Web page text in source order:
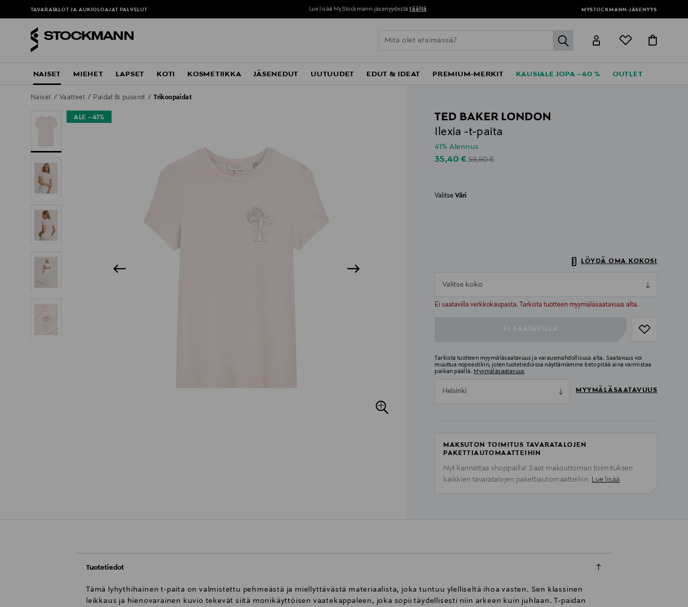
TAVARATALOT JA AUKIOLOAJAT PALVELUT Lue lisää MyStockmann-jäsenyydestä täältä MYSTOCKMANN-JÄSENYYS
label.header.go
NAISET MIEHET LAPSET KOTI KOSMETIIKKA JÄSENEDUT UUTUUDET EDUT & IDEAT PREMIUM-MERKIT KAUSIALE JOPA –40 % OUTLET
Naiset Vaatteet Paidat & puserot Trikoopaidat
ALE –41%
TED BAKER LONDON
Ilexia -t-paita
41% Alennus
Discounted Price
35,40 € Original Price
59,90 €
ValitseVäri
LÖYDÄ OMA KOKOSI
Valitse koko
Ei saatavilla verkkokaupasta. Tarkista tuotteen myymäläsaatavuus alta.
null
Tarkista tuotteen myymäläsaatavuus ja varausmahdollisuus alta. Saatavuus voi
muuttua nopeastikin, joten tuotetiedoissa näyttämämme tieto pitää aina varmistaa
paikan päällä. Myymäläsaatavuus
Helsinki MYYMÄLÄSAATAVUUS
MAKSUTON TOIMITUS TAVARATALOJEN
PAKETTIAUTOMAATTEIHIN
Nyt kannattaa shoppailla! Saat maksuttoman toimituksen
kaikkien tavaratalojen pakettiautomaatteihin. Lue lisää
Tuotetiedot
Tämä lyhythihainen t-paita on valmistettu pehmeästä ja miellyttävästä materiaalista, joka tuntuu ylelliseltä ihoa vasten. Sen klassinen
leikkaus ja hienovarainen kuvio tekevät siitä monikäyttöisen vaatekappaleen, joka sopii täydellisesti niin arkeen kuin juhlaan. T-paidan